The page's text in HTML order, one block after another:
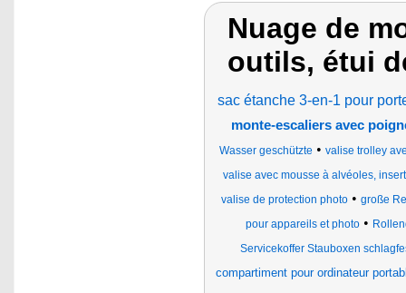
Nuage de
outils, étui
sac étanche 3-en-1 pour
monte-escaliers avec
Wasser geschützte • valise trolley
valise avec mousse à alvéoles,
valise de protection photo • große
pour appareils et photo•
Servicekoffer Stauboxen
compartiment pour ordinateur